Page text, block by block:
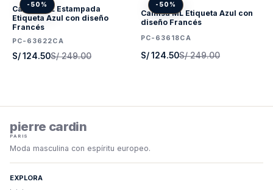
-50%
Camisa ML Estampada
Etiqueta Azul con diseño
Francés
PC-63622CA
S/ 124.50S/ 249.00
-50%
Camisa ML Etiqueta Azul con
diseño Francés
PC-63618CA
S/ 124.50S/ 249.00
pierre cardin
PARIS
Moda masculina con espíritu europeo.
EXPLORA